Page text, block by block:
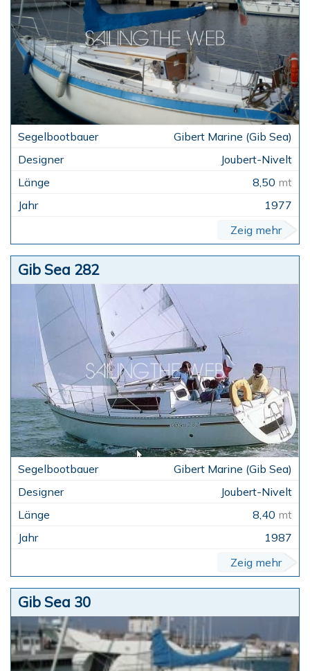
Gibert Marine (Gib Sea)
Joubert-Nivelt
8,50 mt
1977
Zeig mehr
Gib Sea 282
Gibert Marine (Gib Sea)
Joubert-Nivelt
8,40 mt
1987
Zeig mehr
Gib Sea 30